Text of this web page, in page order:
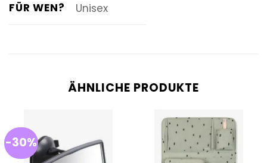
FÜR WEN? Unisex
ÄHNLICHE PRODUKTE
-30%